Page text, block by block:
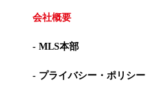
会社概要
- MLS本部
- プライバシー・ポリシー